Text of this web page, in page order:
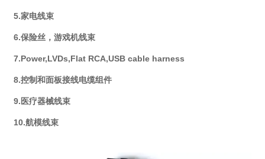
5.家电线束
6.保险丝，游戏机线束
7.Power,LVDs,Flat RCA,USB cable harness
8.控制和面板接线电缆组件
9.医疗器械线束
10.航模线束